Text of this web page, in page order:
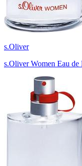
s.Oliver
s.Oliver Women Eau de